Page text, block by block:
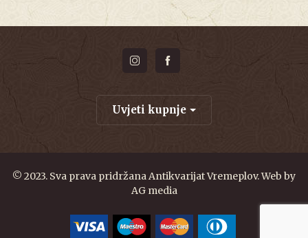
Uvjeti kupnje
© 2023. Sva prava pridržana Antikvarijat Vremeplov. Web by
AG media